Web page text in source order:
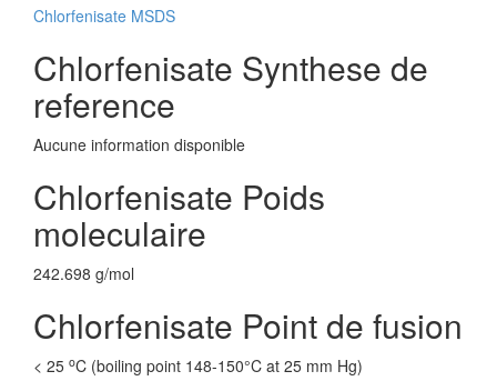
Chlorfenisate MSDS
Chlorfenisate Synthese de
reference
Aucune information disponible
Chlorfenisate Poids
moleculaire
242.698 g/mol
Chlorfenisate Point de fusion
< 25 oC (boiling point 148-150°C at 25 mm Hg)